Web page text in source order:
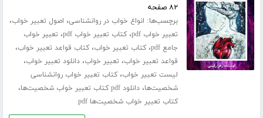
۸۲ صفحه
برچسب‌ها: انواع خواب در روانشناسی، اصول تعبیر خواب،
تعبیر خواب pdf ،کتاب تعبیر خواب pdf ، تعبیر خواب
جامع pdf
،کتاب تعبیر خواب،کتاب قواعد تعبیر خواب،
قواعد تعبیر خواب، تعبیر خواب،دانلود تعبیر خواب،
لیست تعبیر خواب،کتاب تعبیر خواب روانشناسی
شخصیت‌ها،دانلود pdf کتاب تعبیر خواب شخصیت‌ها ،
کتاب تعبیر خواب شخصیت‌ها pdf